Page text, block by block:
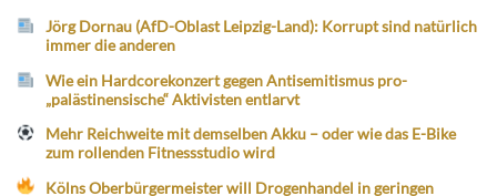
Jörg Dornau (AfD-Oblast Leipzig-Land): Korrupt sind natürlich
immer die anderen
Wie ein Hardcorekonzert gegen Antisemitismus pro-
„palästinensische“ Aktivisten entlarvt
Mehr Reichweite mit demselben Akku – oder wie das E-Bike
zum rollenden Fitnessstudio wird
Kölns Oberbürgermeister will Drogenhandel in geringen